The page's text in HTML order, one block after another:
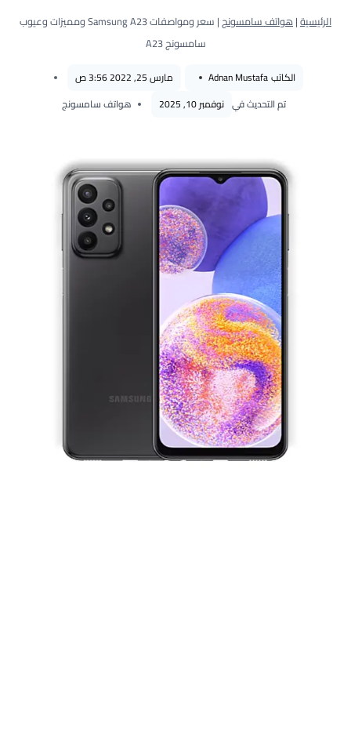
الرئيسية|هواتف سامسونج|
سعر ومواصفات Samsung A23 ومميزات وعيوب
سامسونج A23
الكاتبAdnan Mustafa
مارس 25, 2022 3:56 ص
تم التحديث في نوفمبر 10, 2025 هواتف سامسونج